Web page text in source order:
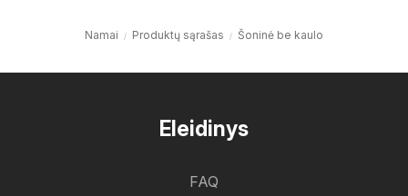
Namai Produktų sąrašas Šoninė be kaulo
Eleidinys
FAQ